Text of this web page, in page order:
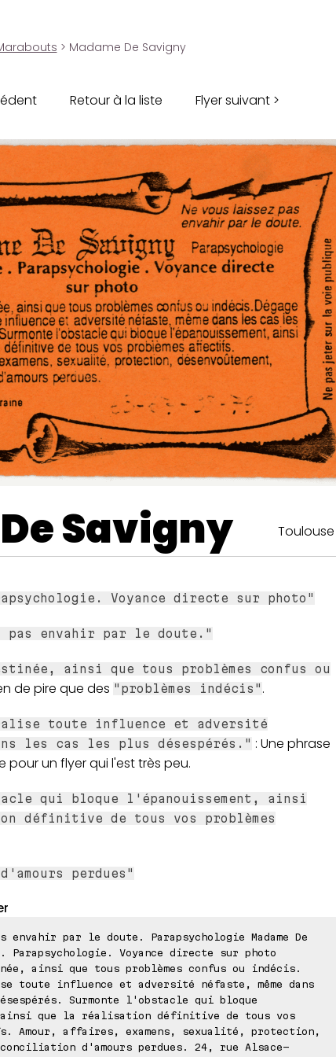
> Madame De Savigny
Retour à la liste Flyer suivant >
De Savigny Toulouse
Voyance directe sur photo"
pas envahir par le doute."
ainsi que tous problèmes confus ou
de pire que des "problèmes indécis" .
toute influence et adversité
les cas les plus désespérés." : Une phrase
un flyer qui l'est très peu.
qui bloque l'épanouissement, ainsi
définitive de tous vos problèmes
perdues"
envahir par le doute. Parapsychologie Madame De
Parapsychologie. Voyance directe sur photo
ainsi que tous problèmes confus ou indécis.
toute influence et adversité néfaste, même dans
Surmonte l'obstacle qui bloque
ainsi que la réalisation définitive de tous vos
Amour, affaires, examens, sexualité, protection,
d'amours perdues. 24, rue Alsace-